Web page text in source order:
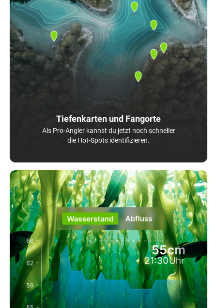
Tiefenkarten und Fangorte
Als Pro-Angler kannst du jetzt noch schneller
die Hot-Spots identifizieren.